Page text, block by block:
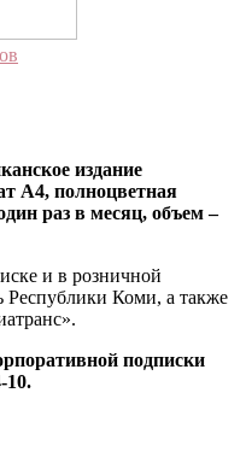
издание
А4, полноцветная
раз в месяц, объем –
и в розничной
Республики Коми, а также
подписки
10.